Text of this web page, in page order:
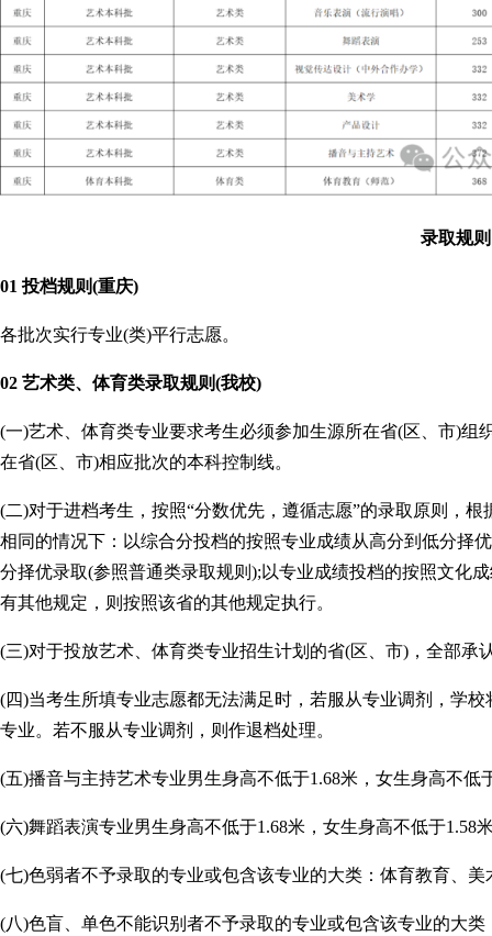
录取规则
01 投档规则(重庆)
各批次实行专业(类)平行志愿。
02 艺术类、体育类录取规则(我校)
(一)艺术、体育类专业要求考生必须参加生源所在省(区、市)
在省(区、市)相应批次的本科控制线。
(二)对于进档考生，按照“分数优先，遵循志愿”的录取原则，
相同的情况下：以综合分投档的按照专业成绩从高分到低分择
分择优录取(参照普通类录取规则);以专业成绩投档的按照文化
有其他规定，则按照该省的其他规定执行。
(三)对于投放艺术、体育类专业招生计划的省(区、市)，全部承
(四)当考生所填专业志愿都无法满足时，若服从专业调剂，学
专业。若不服从专业调剂，则作退档处理。
(五)播音与主持艺术专业男生身高不低于1.68米，女生身高不低
(六)舞蹈表演专业男生身高不低于1.68米，女生身高不低于1.58
(七)色弱者不予录取的专业或包含该专业的大类：体育教育、
(八)色盲、单色不能识别者不予录取的专业或包含该专业的大